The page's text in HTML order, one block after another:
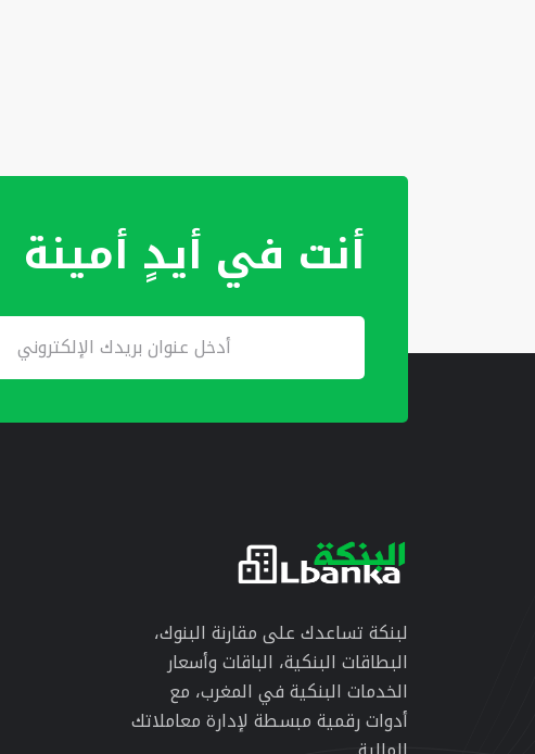
أنت في أيدٍ أمينة
لبنكة تساعدك على مقارنة البنوك،
البطاقات البنكية، الباقات وأسعار
الخدمات البنكية في المغرب، مع
أدوات رقمية مبسطة لإدارة معاملاتك